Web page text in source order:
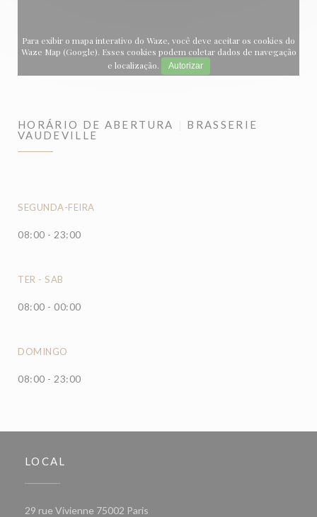
Para exibir o mapa interativo do Waze, você deve aceitar os cookies do
Waze Map (Google). Esses cookies podem coletar dados de navegação
e localização.
Autorizar
HORÁRIO DE ABERTURA
BRASSERIE
VAUDEVILLE
SEGUNDA-FEIRA
08:00 - 23:00
TER - SAB
08:00 - 00:00
DOMINGO
08:00 - 23:00
LOCAL
29 rue Vivienne 75002 Paris